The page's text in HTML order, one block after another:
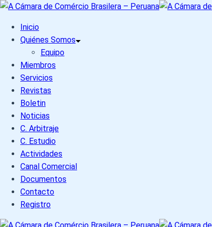
Skip
contentInicio
Quiénes Somos
Equipo
Miembros
Servicios
Revistas
Boletin
Noticias
C. Arbitraje
C. Estudio
Actividades
Canal Comercial
Documentos
Contacto
Registro